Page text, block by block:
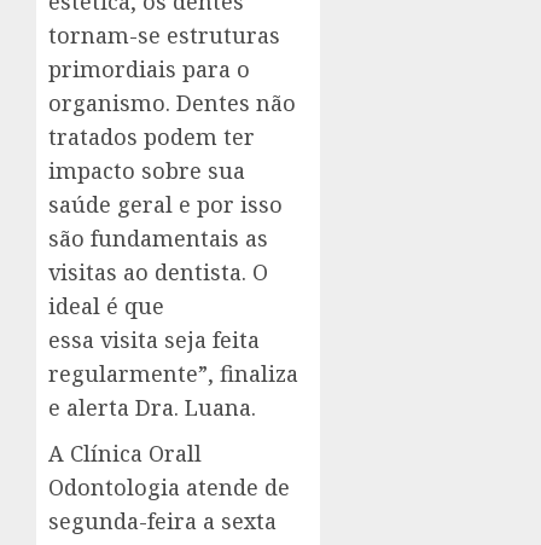
tornam-se estruturas
primordiais para o
organismo. Dentes não
tratados podem ter
impacto sobre sua
saúde geral e por isso
são fundamentais as
visitas ao dentista. O
ideal é que
essa visita seja feita
regularmente”, finaliza
e alerta Dra. Luana.
A Clínica Orall
Odontologia atende de
segunda-feira a sexta